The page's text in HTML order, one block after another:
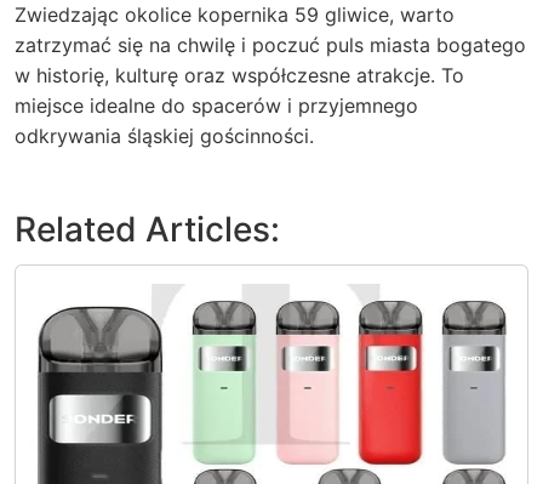
Zwiedzając okolice kopernika 59 gliwice, warto
zatrzymać się na chwilę i poczuć puls miasta bogatego
w historię, kulturę oraz współczesne atrakcje. To
miejsce idealne do spacerów i przyjemnego
odkrywania śląskiej gościnności.
Related Articles: